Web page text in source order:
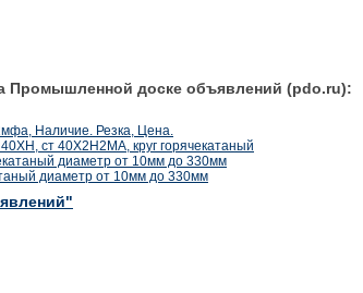
Промышленной доске объявлений (pdo.ru):
Наличие. Резка, Цена.
ст 40Х2Н2МА, круг горячекатаный
диаметр от 10мм до 330мм
диаметр от 10мм до 330мм